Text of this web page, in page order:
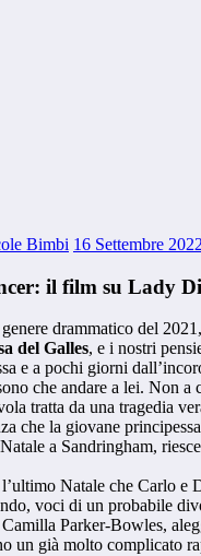
Bimbi 16 Settembre 2022
il film su Lady
drammatico del
del Galles, e i nostri
e a pochi giorni
che andare a lei. Non a
tratta da una tragedia
che la giovane
a Sandringham,
l’ultimo Natale che Carlo e
voci di un probabile
Parker-Bowles,
un già molto complicato